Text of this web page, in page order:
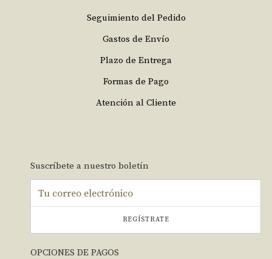
Seguimiento del Pedido
Gastos de Envío
Plazo de Entrega
Formas de Pago
Atención al Cliente
Suscríbete a nuestro boletín
REGÍSTRATE
OPCIONES DE PAGOS